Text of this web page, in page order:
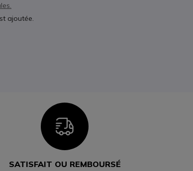
ajoutée.
Icon
SATISFAIT OU REMBOURSÉ